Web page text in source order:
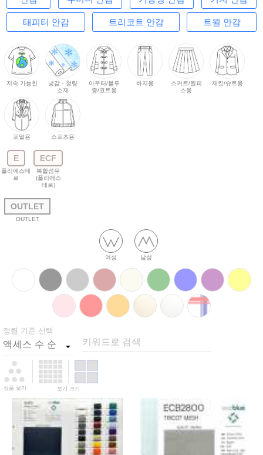
태피터 안감 트리코트 안감 트윌 안감
지속 가능한
냉감・청량
소재
아우터/블루
종/코트용
바지용
스커트/원피
스용
재킷/슈트용
포멀용 스포츠용
E
폴리에스테
르
ECF
복합섬유
(폴리에스
테르)
OUTLET
OUTLET
여성 남성
정렬 기준 선택
키워드로 검색
상품 보기 보기 크기